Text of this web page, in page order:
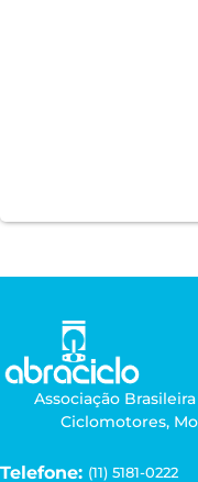
Associação
Ciclomotores,
Telefone: (11) 5181-0222